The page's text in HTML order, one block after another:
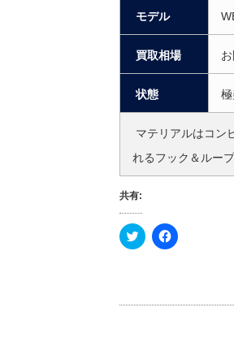
モデル
買取相場
状態
マテリアルはコン
れるフック＆ルー
共有:
ク
リ
w
F
a
k